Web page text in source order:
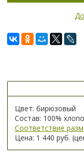
Цвет: бирюзовый
Состав: 100%
Соответствие
Цена: 1 440 руб.